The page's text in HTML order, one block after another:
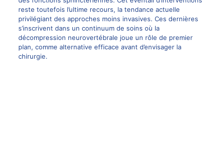
reste toutefois l’ultime recours, la tendance actuelle
privilégiant des approches moins invasives. Ces dernières
s’inscrivent dans un continuum de soins où la
décompression neurovertébrale joue un rôle de premier
plan, comme alternative efficace avant d’envisager la
chirurgie.